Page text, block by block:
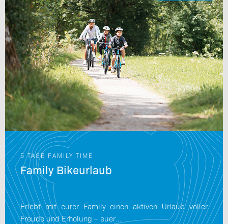
FAMILY TIME
Bikeurlaub
mit eurer Family einen aktiven Urlaub voller
und Erholung – euer…
4
Der
neue